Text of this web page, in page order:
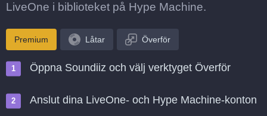
LiveOne i biblioteket på Hype Machine.
Premium Låtar Överför
Öppna Soundiiz och välj verktyget Överför
Anslut dina LiveOne- och Hype Machine-konton